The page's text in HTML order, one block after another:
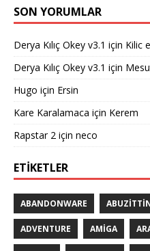
SON YORUMLAR
Derya Kılıç Okey v3.1 için Kilic
Derya Kılıç Okey v3.1 için
Hugo için Ersin
Kare Karalamaca için Kerem
Rapstar 2 için neco
ETIKETLER
ABANDONWARE
ADVENTURE AMIGA